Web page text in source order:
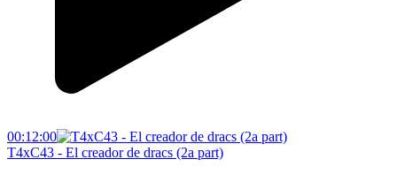
00:12:00
T4xC43 - El creador de dracs (2a part)